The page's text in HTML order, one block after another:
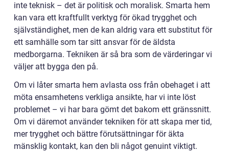
inte teknisk – det är politisk och moralisk. Smarta hem
kan vara ett kraftfullt verktyg för ökad trygghet och
självständighet, men de kan aldrig vara ett substitut för
ett samhälle som tar sitt ansvar för de äldsta
medborgarna. Tekniken är så bra som de värderingar vi
väljer att bygga den på.
Om vi låter smarta hem avlasta oss från obehaget i att
möta ensamhetens verkliga ansikte, har vi inte löst
problemet – vi har bara gömt det bakom ett gränssnitt.
Om vi däremot använder tekniken för att skapa mer tid,
mer trygghet och bättre förutsättningar för äkta
mänsklig kontakt, kan den bli något genuint viktigt.